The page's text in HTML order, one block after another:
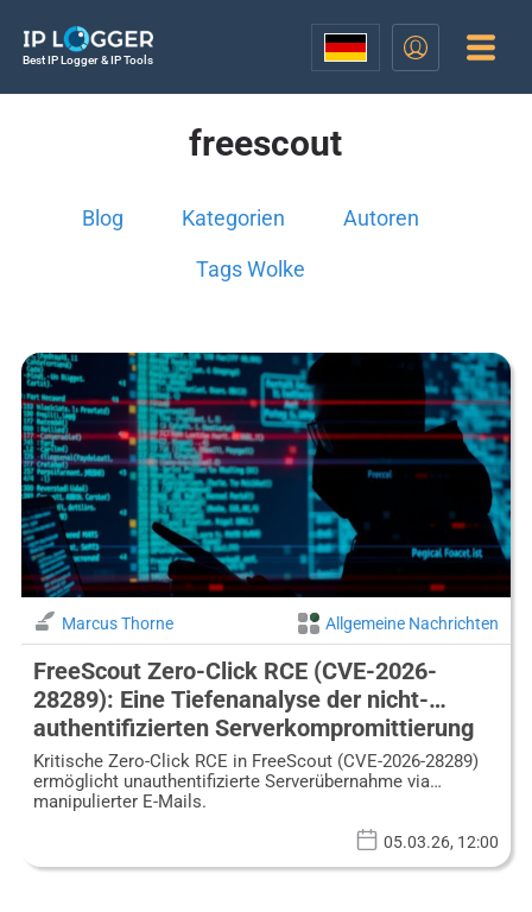
Best IP Logger & IP Tools
freescout
Blog Kategorien Autoren
Tags Wolke
Marcus Thorne Allgemeine Nachrichten
FreeScout Zero-Click RCE (CVE-2026-
28289): Eine Tiefenanalyse der nicht-
authentifizierten Serverkompromittierung
Kritische Zero-Click RCE in FreeScout (CVE-2026-28289)
ermöglicht unauthentifizierte Serverübernahme via
manipulierter E-Mails.
05.03.26, 12:00